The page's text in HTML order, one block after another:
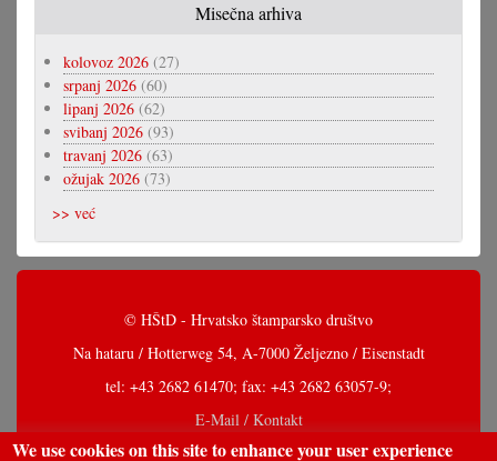
Misečna arhiva
kolovoz 2026 (27)
srpanj 2026 (60)
lipanj 2026 (62)
svibanj 2026 (93)
travanj 2026 (63)
ožujak 2026 (73)
>> već
© HŠtD - Hrvatsko štamparsko društvo
Na hataru / Hotterweg 54, A-7000 Željezno / Eisenstadt
tel: +43 2682 61470; fax: +43 2682 63057-9;
E-Mail / Kontakt
We use cookies on this site to enhance your user experience